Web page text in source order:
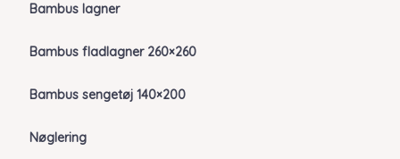
Bambus lagner
Bambus fladlagner 260×260
Bambus sengetøj 140×200
Nøglering